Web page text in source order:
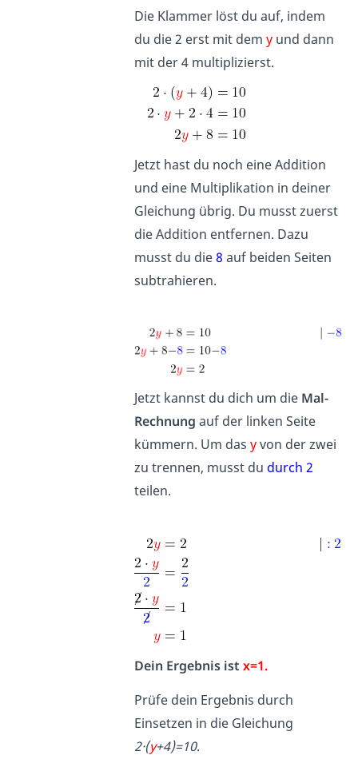
Die Klammer löst du auf, indem
du die 2 erst mit dem yund dann
mit der 4 multiplizierst.
Jetzt hast du noch eine Addition
und eine Multiplikation in deiner
Gleichung übrig. Du musst zuerst
die Addition entfernen. Dazu
musst du die8 auf beiden Seiten
subtrahieren.
Jetzt kannst du dich um die Mal-
Rechnung auf der linken Seite
kümmern. Um das yvon der zwei
zu trennen, musst du durch 2
teilen.
Dein Ergebnis ist x=1.
Prüfe dein Ergebnis durch
Einsetzen in die Gleichung
2·(y+4)=10.